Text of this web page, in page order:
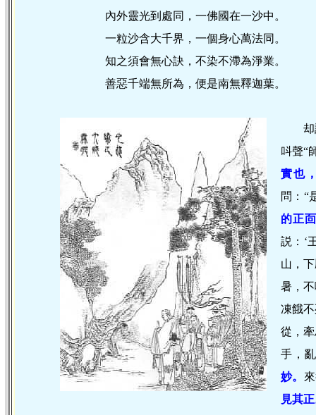
內外靈光到處同，一佛國在一沙中。
一粒沙含大千界，一個身心萬法同。
知之須會無心訣，不染不滯為淨業。
善惡千端無所為，便是南無釋迦葉。
呌聲“
實也
問：“
的正
説：‘
山，
暑，
凍餓
從，
手，
妙。
見其